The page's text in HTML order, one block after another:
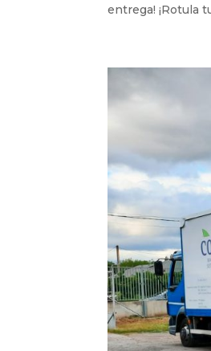
entrega! ¡Rotula